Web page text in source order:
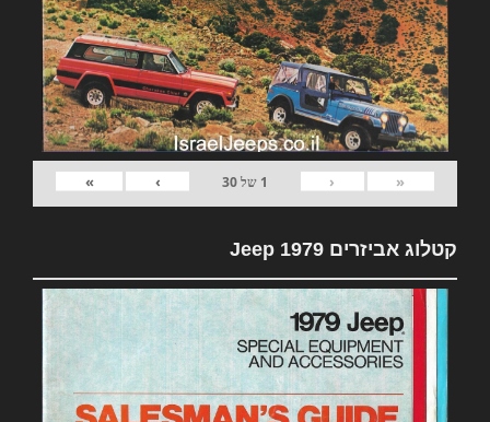
«
‹
1 של30
›
»
קטלוג אביזרים 1979 Jeep